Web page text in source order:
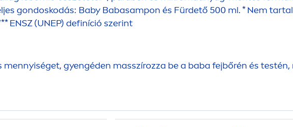
gondoskodás: Baby Babasampon és Fürdető 500 ml. * Nem
ENSZ (UNEP) definíció szerint
mennyiséget, gyengéden masszírozza be a baba fejbőrén és testén,